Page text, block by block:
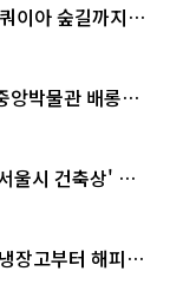
이아 숲길까지…
앙박물관 배롱나
울시 건축상' 수
장고부터 해피소